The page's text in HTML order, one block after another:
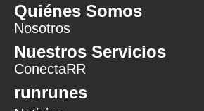
Quiénes Somos
Nosotros
Nuestros Servicios
ConectaRR
runrunes